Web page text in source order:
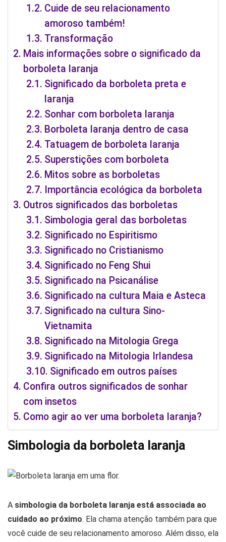
Cuide de seu relacionamento
amoroso também!
Transformação
Mais informações sobre o significado da
borboleta laranja
Significado da borboleta preta e
laranja
Sonhar com borboleta laranja
Borboleta laranja dentro de casa
Tatuagem de borboleta laranja
Superstições com borboleta
Mitos sobre as borboletas
Importância ecológica da borboleta
Outros significados das borboletas
Simbologia geral das borboletas
Significado no Espiritismo
Significado no Cristianismo
Significado no Feng Shui
Significado na Psicanálise
Significado na cultura Maia e Asteca
Significado na cultura Sino-
Vietnamita
Significado na Mitologia Grega
Significado na Mitologia Irlandesa
Significado em outros países
Confira outros significados de sonhar
com insetos
Como agir ao ver uma borboleta laranja?
Simbologia da borboleta laranja
A simbologia da borboleta laranja está associada ao
cuidado ao próximo. Ela chama atenção também para que
você cuide de seu relacionamento amoroso. Além disso, ela